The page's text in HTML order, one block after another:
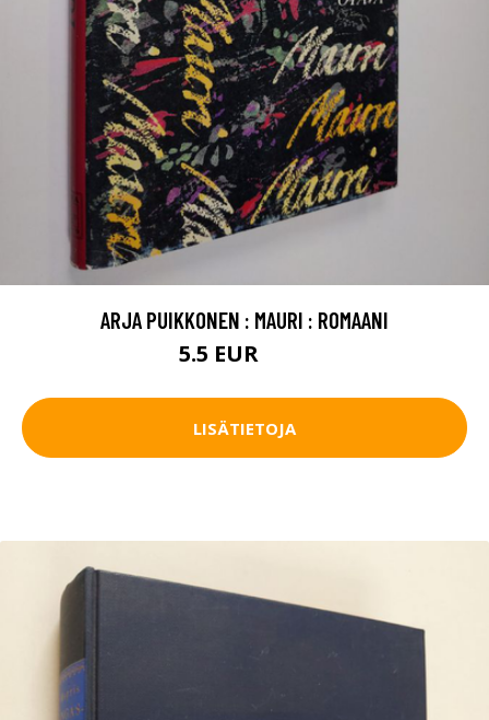
ARJA PUIKKONEN : MAURI : ROMAANI
5.5 EUR
LISÄTIETOJA